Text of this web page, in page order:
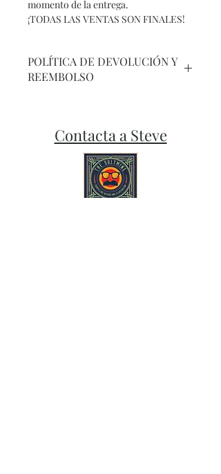
momento de la entrega.⁣
¡TODAS LAS VENTAS SON FINALES!
POLÍTICA DE DEVOLUCIÓN Y
REEMBOLSO
ENVIADASContacta a Steve